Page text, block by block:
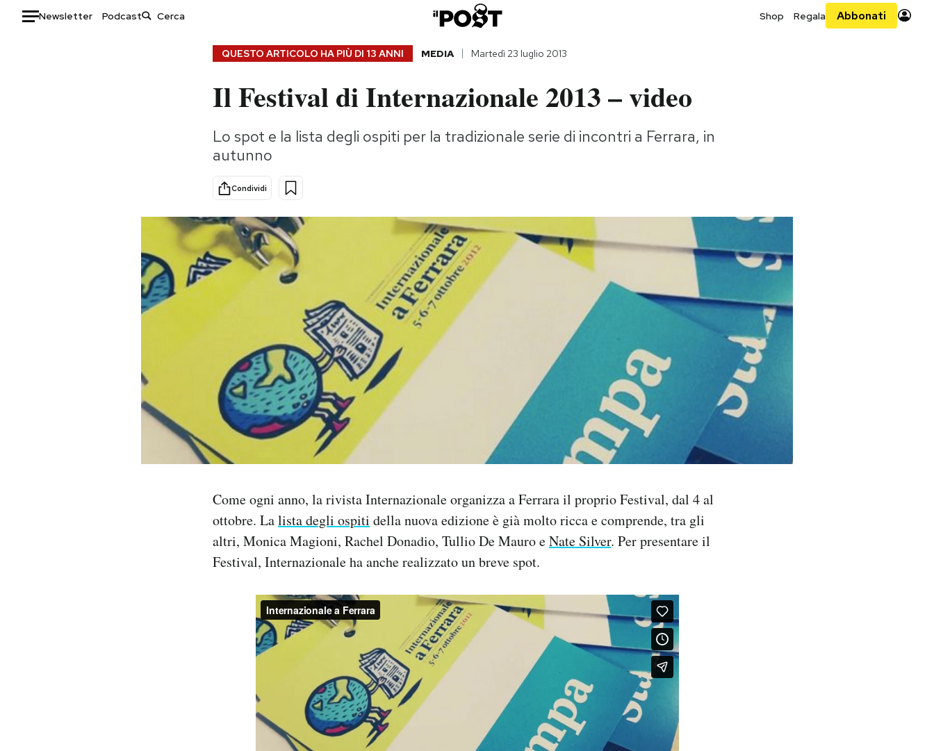
Newsletter Podcast Shop Regala Abbonati
Consumismi
Storie/Idee
Ok Boomer!
Media
Europa
Altrecose
Mondiali calcio 2026
QUESTO ARTICOLO HA PIÙ DI 13 ANNI MEDIA Martedì 23 luglio 2013
Il Festival di Internazionale 2013 – video
Lo spot e la lista degli ospiti per la tradizionale serie di incontri a Ferrara, in
autunno
Condividi
Come ogni anno, la rivista Internazionale organizza a Ferrara il proprio Festival, dal 4 al
ottobre. Lalista degli ospiti della nuova edizione è già molto ricca e comprende, tra gli
altri, Monica Magioni, Rachel Donadio, Tullio De Mauro eNate Silver. Per presentare il
Festival, Internazionale ha anche realizzato un breve spot.